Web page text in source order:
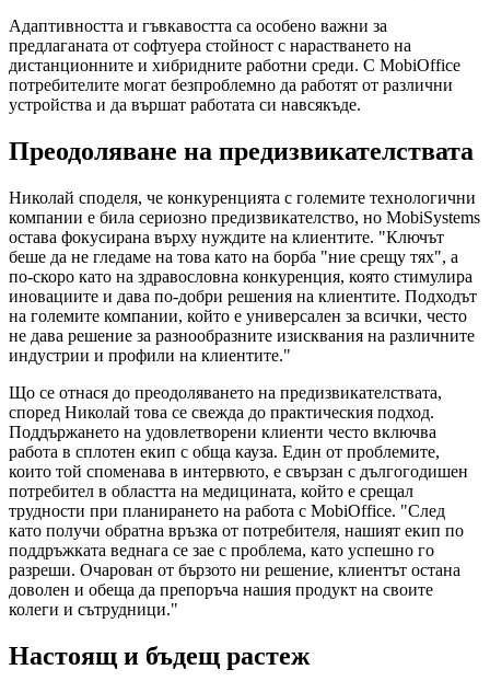
Адаптивността и гъвкавостта са особено важни за
предлаганата от софтуера стойност с нарастването на
дистанционните и хибридните работни среди. С MobiOffice
потребителите могат безпроблемно да работят от различни
устройства и да вършат работата си навсякъде.
Преодоляване на предизвикателствата
Николай споделя, че конкуренцията с големите технологични
компании е била сериозно предизвикателство, но MobiSystems
остава фокусирана върху нуждите на клиентите. "Ключът
беше да не гледаме на това като на борба "ние срещу тях", а
по-скоро като на здравословна конкуренция, която стимулира
иновациите и дава по-добри решения на клиентите. Подходът
на големите компании, който е универсален за всички, често
не дава решение за разнообразните изисквания на различните
индустрии и профили на клиентите."
Що се отнася до преодоляването на предизвикателствата,
според Николай това се свежда до практическия подход.
Поддържането на удовлетворени клиенти често включва
работа в сплотен екип с обща кауза. Един от проблемите,
които той споменава в интервюто, е свързан с дългогодишен
потребител в областта на медицината, който е срещал
трудности при планирането на работа с MobiOffice. "След
като получи обратна връзка от потребителя, нашият екип по
поддръжката веднага се зае с проблема, като успешно го
разреши. Очарован от бързото ни решение, клиентът остана
доволен и обеща да препоръча нашия продукт на своите
колеги и сътрудници."
Настоящ и бъдещ растеж